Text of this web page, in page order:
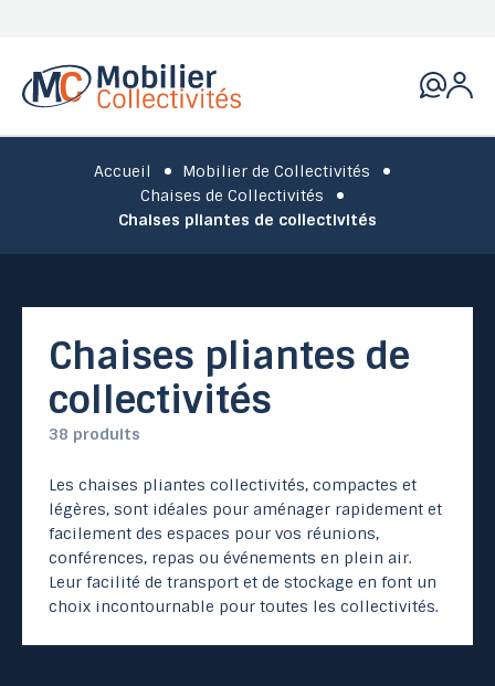
Accueil
Mobilier de Collectivités
Chaises de Collectivités
Chaises pliantes de collectivités
Chaises pliantes de
collectivités
38 produits
Les chaises pliantes collectivités, compactes et
légères, sont idéales pour aménager rapidement et
facilement des espaces pour vos réunions,
conférences, repas ou événements en plein air.
Leur facilité de transport et de stockage en font un
choix incontournable pour toutes les collectivités.